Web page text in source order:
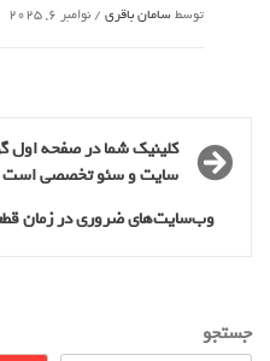
توسطسامان باقری / نوامبر 6, 2025
کلینیک شما در صفحه اول
سایت و سئو تخصصی است
وب‌سایت‌های ضروری در زمان
جستجو